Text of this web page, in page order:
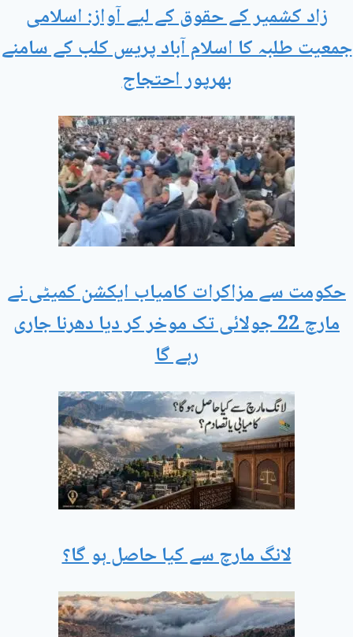
زاد کشمیر کے حقوق کے لیے آواز: اسلامی
جمعیت طلبہ کا اسلام آباد پریس کلب کے سامنے
بھرپور احتجاج
حکومت سے مزاکرات کامیاب ایکشن کمیٹی نے
مارچ 22 جولائی تک موخر کر دیا دھرنا جاری
رہے گا
لانگ مارچ سے کیا حاصل ہو گا؟